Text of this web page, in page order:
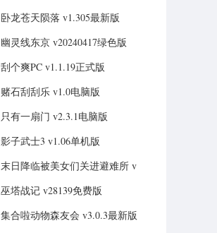
卧龙苍天陨落 v1.305最新版
幽灵线东京 v20240417绿色版
刮个爽PC v1.1.19正式版
赌石刮刮乐 v1.0电脑版
只有一扇门 v2.3.1电脑版
影子武士3 v1.06单机版
末日降临被美女们关进避难所 v
巫塔战记 v28139免费版
集合啦动物森友会 v3.0.3最新版